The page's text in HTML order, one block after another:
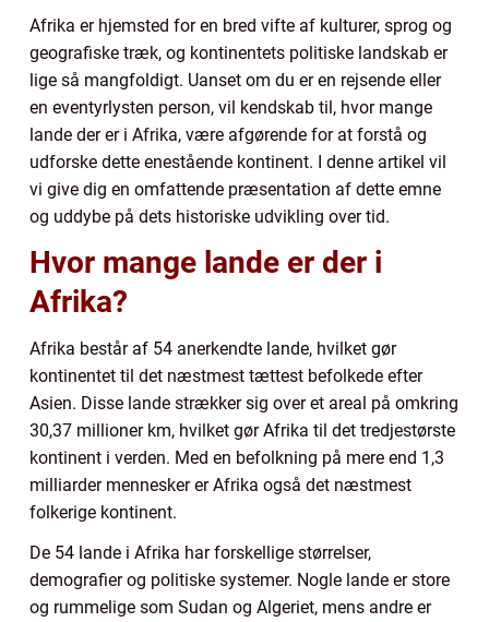
Afrika er hjemsted for en bred vifte af kulturer, sprog og
geografiske træk, og kontinentets politiske landskab er
lige så mangfoldigt. Uanset om du er en rejsende eller
en eventyrlysten person, vil kendskab til, hvor mange
lande der er i Afrika, være afgørende for at forstå og
udforske dette enestående kontinent. I denne artikel vil
vi give dig en omfattende præsentation af dette emne
og uddybe på dets historiske udvikling over tid.
Hvor mange lande er der i
Afrika?
Afrika består af 54 anerkendte lande, hvilket gør
kontinentet til det næstmest tættest befolkede efter
Asien. Disse lande strækker sig over et areal på omkring
30,37 millioner km, hvilket gør Afrika til det tredjestørste
kontinent i verden. Med en befolkning på mere end 1,3
milliarder mennesker er Afrika også det næstmest
folkerige kontinent.
De 54 lande i Afrika har forskellige størrelser,
demografier og politiske systemer. Nogle lande er store
og rummelige som Sudan og Algeriet, mens andre er